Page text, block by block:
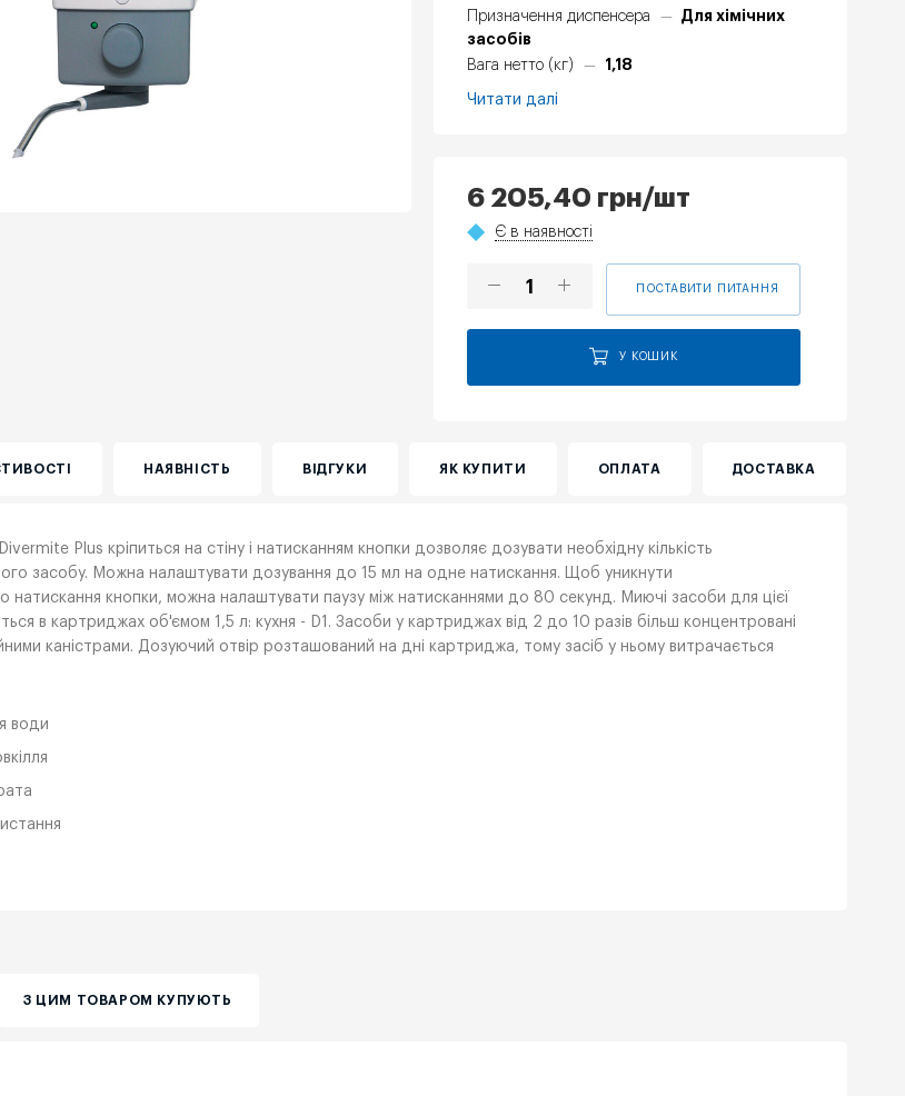
Призначення диспенсера
—
Для хімічних
засобів
Вага нетто (кг)
— 1,18
Читати далі
6 205,40 грн/шт
Є в наявності
ПОСТАВИТИ ПИТАННЯ
У КОШИК
НАЯВНІСТЬ ВІДГУКИ ЯК КУПИТИ ОПЛАТА ДОСТАВКА
Plus кріпиться на стіну і натисканням кнопки дозволяє дозувати необхідну кількість
засобу. Можна налаштувати дозування до 15 мл на одне натискання. Щоб уникнути
натискання кнопки, можна налаштувати паузу між натисканнями до 80 секунд. Миючі засоби для цієї
в картриджах об'ємом 1,5 л: кухня - D1. Засоби у картриджах від 2 до 10 разів більш концентровані
каністрами. Дозуючий отвір розташований на дні картриджа, тому засіб у ньому витрачається
води
З ЦИМ ТОВАРОМ КУПУЮТЬ